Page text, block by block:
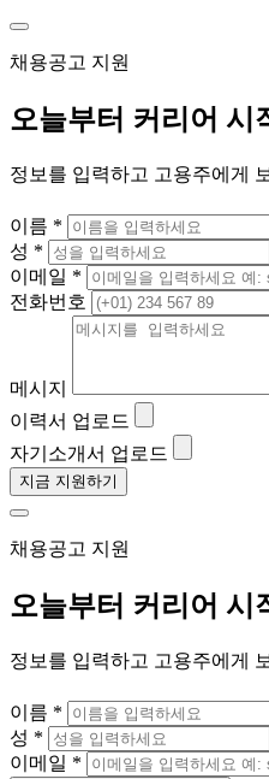
채용공고 지원
오늘부터 커리어 시
정보를 입력하고 고용주에게
이름 *
성 *
이메일 *
전화번호
메시지
이력서 업로드
자기소개서 업로드
지금 지원하기
채용공고 지원
오늘부터 커리어 시
정보를 입력하고 고용주에게
이름 *
성 *
이메일 *